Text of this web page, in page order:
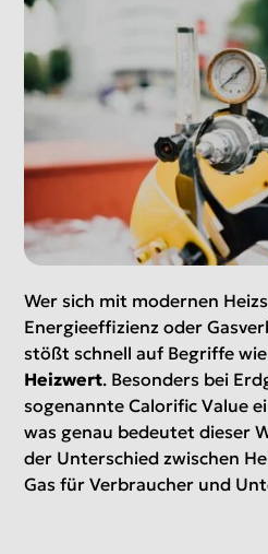
Wer sich mit modernen
Energieeffizienz oder
stößt schnell auf Begriffe wie
Heizwert. Besonders bei
sogenannte Calorific Value
was genau bedeutet dieser
der Unterschied zwischen
Gas für Verbraucher und